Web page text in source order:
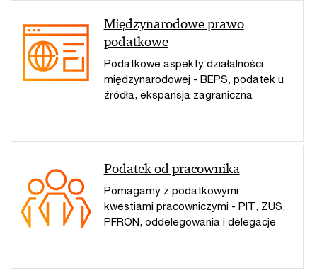
Międzynarodowe prawo
podatkowe
Podatkowe aspekty działalności
międzynarodowej - BEPS, podatek u
źródła, ekspansja zagraniczna
Podatek od pracownika
Pomagamy z podatkowymi
kwestiami pracowniczymi - PIT, ZUS,
PFRON, oddelegowania i delegacje